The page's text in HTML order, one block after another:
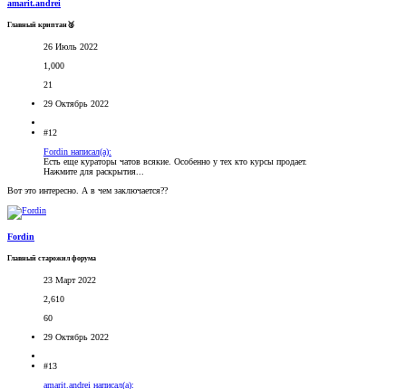
amarit.andrei
Главный криптан🥈
26 Июль 2022
1,000
21
29 Октябрь 2022
#12
Fordin написал(а):
Есть еще кураторы чатов всякие. Особенно у тех кто курсы продает.
Нажмите для раскрытия...
Вот это интересно. А в чем заключается??
Fordin
Главный старожил форума
23 Март 2022
2,610
60
29 Октябрь 2022
#13
amarit.andrei написал(а):